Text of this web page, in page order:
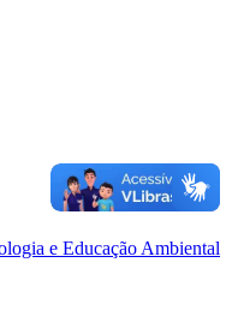
e Educação Ambiental